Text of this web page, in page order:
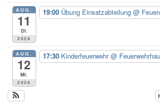
:
AUG.
11
Di.
2026
19:00 Übung Einsatzabteilung @
AUG.
12
Mi.
2026
17:30 Kinderfeuerwehr@